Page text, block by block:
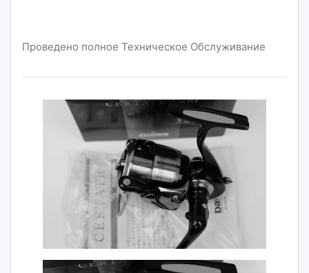
Проведено полное Техническое Обслуживание